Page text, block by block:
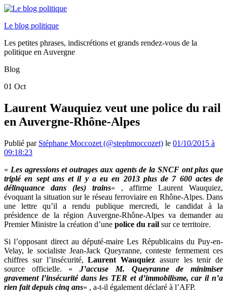
Le blog politique
Les petites phrases, indiscrétions et grands rendez-vous de la
politique en Auvergne
Blog
01 Oct
Laurent Wauquiez veut une police du rail
en Auvergne-Rhône-Alpes
Publié par Stéphane Moccozet (@stephmoccozet) le 01/10/2015 à
09:18:23
« Les agressions et outrages aux agents de la SNCF ont plus que
triplé en sept ans et il y a eu en 2013 plus de 7 600 actes de
délinquance dans (les) trains« , affirme Laurent Wauquiez,
évoquant la situation sur le réseau ferroviaire en Rhône-Alpes. Dans
une lettre qu’il a rendu publique mercredi, le candidat à la
présidence de la région Auvergne-Rhône-Alpes va demander au
Premier Ministre la création d’une police du rail sur ce territoire.
Si l’opposant direct au député-maire Les Républicains du Puy-en-
Velay, le socialiste Jean-Jack Queyranne, conteste fermement ces
chiffres sur l’insécurité,Laurent Wauquiez assure les tenir de
source officielle. «J’accuse M. Queyranne de minimiser
gravement l’insécurité dans les TER et d’immobilisme, car il n’a
rien fait depuis cinq ans« , a-t-il également déclaré à l’AFP.